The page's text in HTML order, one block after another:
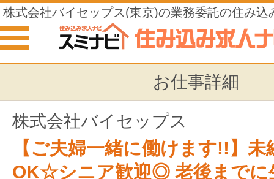
株式会社バイセップス(東京)の業務委託の住み込
お仕事詳細
株式会社バイセップス
【ご夫婦一緒に働けます!!】未
OK☆シニア歓迎◎ 老後までに